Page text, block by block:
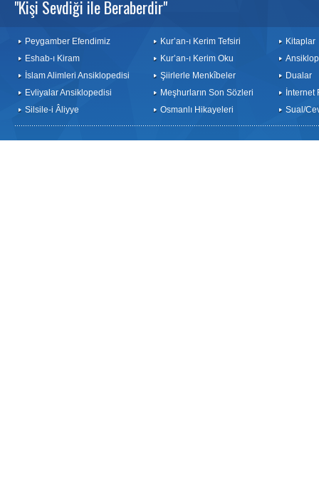
"Kişi Sevdiği ile Beraberdir"
Peygamber Efendimiz
Eshab-ı Kiram
İslam Alimleri Ansiklopedisi
Evliyalar Ansiklopedisi
Silsile-i Âliyye
Kur’an-ı Kerim Tefsiri
Kur’an-ı Kerim Oku
Şiirlerle Menkîbeler
Meşhurların Son Sözleri
Osmanlı Hikayeleri
Kitaplar
Dualar
İnternet
Sual/